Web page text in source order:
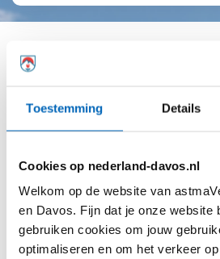
Toestemming Details
Cookies op nederland-davos.nl
Welkom op de website van
en Davos. Fijn dat je onze website
gebruiken cookies om jouw
optimaliseren en om het verkeer
Feiten en Cijfers
Astma Actieplan
Informatiekaarten
Interessante websites